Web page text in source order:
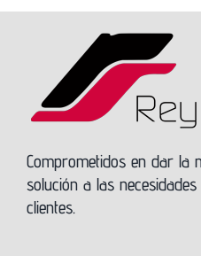
Comprometidos en dar la
solución a las
clientes.